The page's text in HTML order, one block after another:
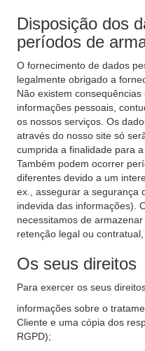
Disposição dos
períodos de
O fornecimento de dados
legalmente obrigado a
Não existem
informações pessoais,
os nossos serviços. Os
através do nosso site só
cumprida a finalidade para
Também podem ocorrer
diferentes devido a um
ex., assegurar a segurança
indevida das informações).
necessitamos de
retenção legal ou
Os seus direitos
Para exercer os seus
informações sobre o
Cliente e uma cópia dos
RGPD);